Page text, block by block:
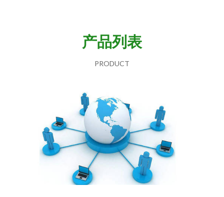
产品列表
PRODUCT